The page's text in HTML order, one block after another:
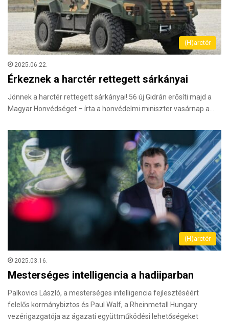
(H)arctér
2025.06.22.
Érkeznek a harctér rettegett sárkányai
Jönnek a harctér rettegett sárkányai! 56 új Gidrán erősíti majd a
Magyar Honvédséget – írta a honvédelmi miniszter vasárnap a…
(H)arctér
2025.03.16.
Mesterséges intelligencia a hadiiparban
Palkovics László, a mesterséges intelligencia fejlesztéséért
felelős kormánybiztos és Paul Walf, a Rheinmetall Hungary
vezérigazgatója az ágazati együttműködési lehetőségeket